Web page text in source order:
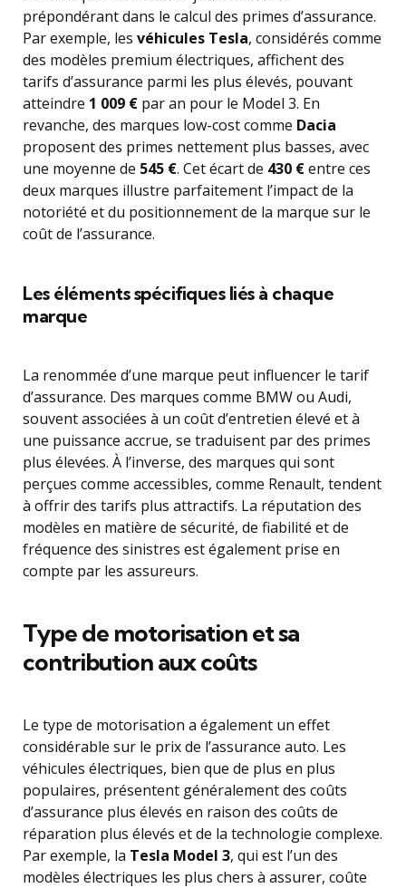
prépondérant dans le calcul des primes d’assurance.
Par exemple, les véhicules Tesla, considérés comme
des modèles premium électriques, affichent des
tarifs d’assurance parmi les plus élevés, pouvant
atteindre 1 009 € par an pour le Model 3. En
revanche, des marques low-cost comme Dacia
proposent des primes nettement plus basses, avec
une moyenne de 545 €. Cet écart de 430 €entre ces
deux marques illustre parfaitement l’impact de la
notoriété et du positionnement de la marque sur le
coût de l’assurance.
Les éléments spécifiques liés à chaque
marque
La renommée d’une marque peut influencer le tarif
d’assurance. Des marques comme BMW ou Audi,
souvent associées à un coût d’entretien élevé et à
une puissance accrue, se traduisent par des primes
plus élevées. À l’inverse, des marques qui sont
perçues comme accessibles, comme Renault, tendent
à offrir des tarifs plus attractifs. La réputation des
modèles en matière de sécurité, de fiabilité et de
fréquence des sinistres est également prise en
compte par les assureurs.
Type de motorisation et sa
contribution aux coûts
Le type de motorisation a également un effet
considérable sur le prix de l’assurance auto. Les
véhicules électriques, bien que de plus en plus
populaires, présentent généralement des coûts
d’assurance plus élevés en raison des coûts de
réparation plus élevés et de la technologie complexe.
Par exemple, la Tesla Model 3, qui est l’un des
modèles électriques les plus chers à assurer, coûte